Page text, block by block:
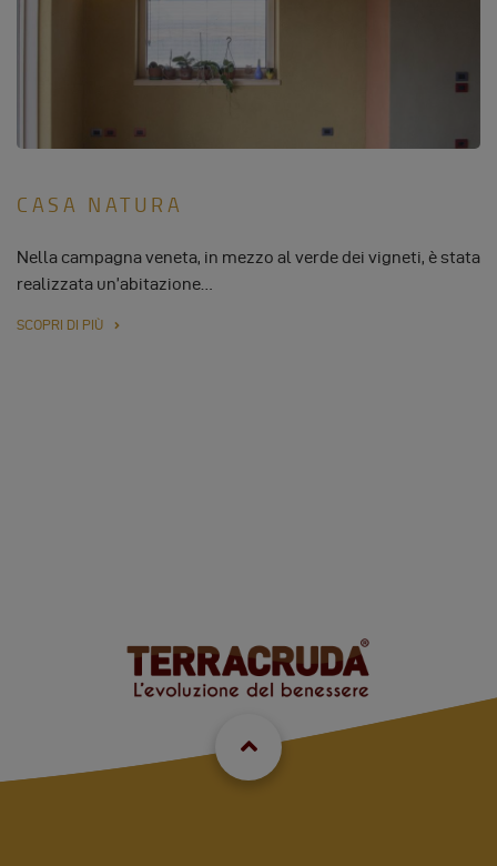
CASA NATURA
Nella campagna veneta, in mezzo al verde dei vigneti, è stata
realizzata un’abitazione…
SCOPRI DI PIÙ